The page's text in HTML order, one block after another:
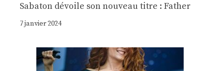
Sabaton dévoile son nouveau titre : Father
7 janvier 2024